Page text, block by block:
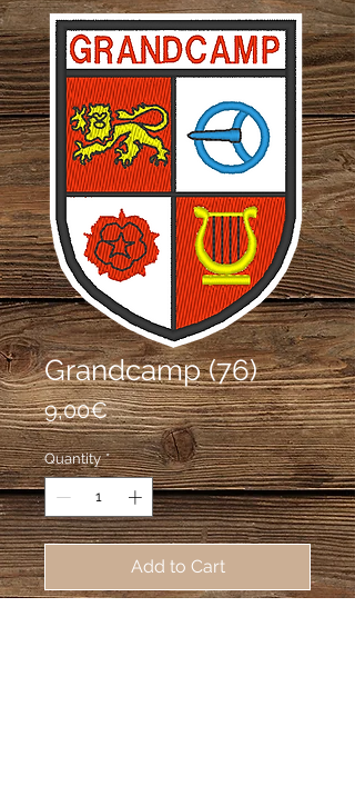
Grandcamp (76)
9,00€Price
Quantity *
Add to Cart